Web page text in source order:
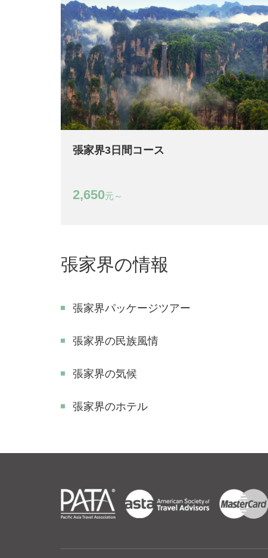
張家界3日間コース
2,650元～
張家界の情報
張家界パッケージツアー
張家界の民族風情
張家界の気候
張家界のホテル